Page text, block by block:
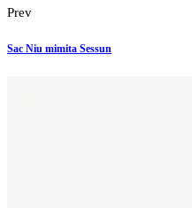
Prev
Sac Niu mimita Sessun